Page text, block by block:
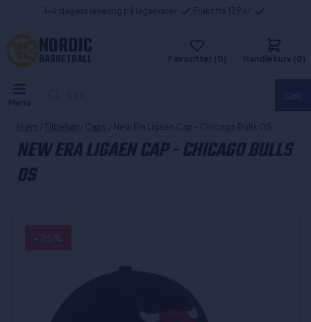
1-4 dagers levering på lagervarer Frakt fra 139 kr
NORDIC
BASKETBALL Favoritter (0) Handlekurv (0)
Menu
Hjem / Tilbehør / Caps / New Era Ligaen Cap - Chicago Bulls OS
NEW ERA LIGAEN CAP - CHICAGO BULLS
OS